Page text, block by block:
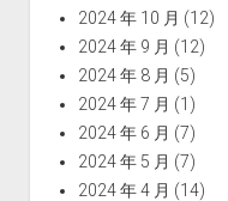
2024 年 10 月 (12)
2024 年 9 月 (12)
2024 年 8 月 (5)
2024 年 7 月 (1)
2024 年 6 月 (7)
2024 年 5 月 (7)
2024 年 4 月 (14)